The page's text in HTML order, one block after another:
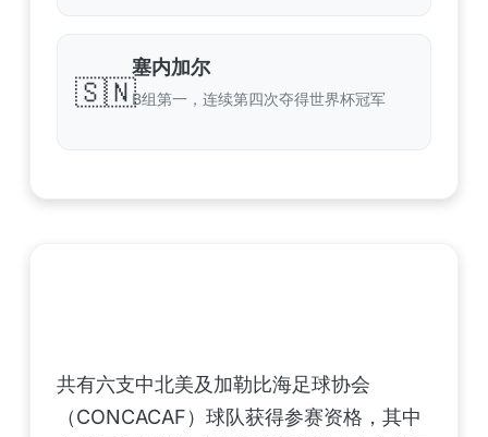
🇸🇳
塞内加尔
B组第一，连续第四次夺得世界杯冠军
共有六支中北美及加勒比海足球协会
（CONCACAF）球队获得参赛资格，其中